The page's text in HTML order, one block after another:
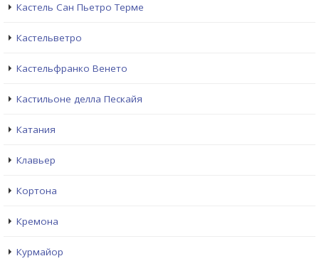
Кастель Сан Пьетро Терме
Кастельветро
Кастельфранко Венето
Кастильоне делла Пескайя
Катания
Клавьер
Кортона
Кремона
Курмайор